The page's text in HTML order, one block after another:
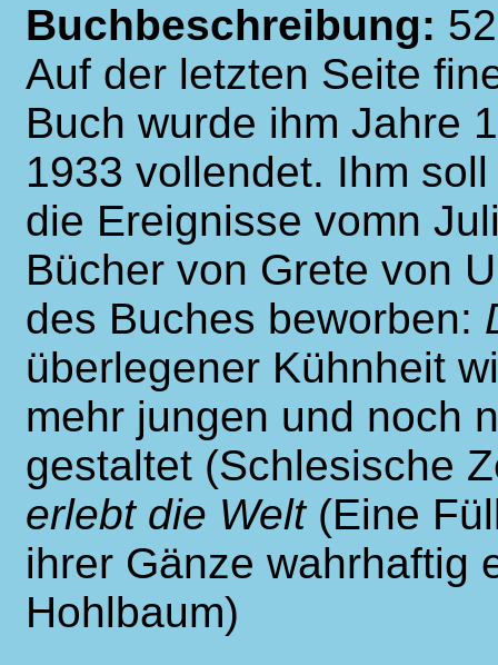
Buchbeschreibung:
Auf der letzten Seite
Buch wurde ihm Jahre
1933 vollendet. Ihm
die Ereignisse vomn
Bücher von Grete von
des Buches beworben:
überlegener Kühnheit
mehr jungen und noch
gestaltet (Schlesische
erlebt die Welt (Eine
ihrer Gänze wahrhaftig
Hohlbaum)